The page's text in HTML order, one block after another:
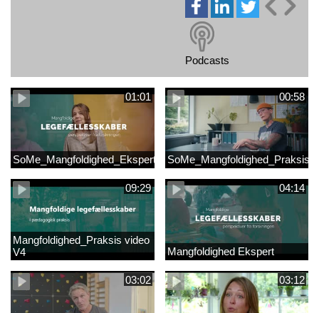
Podcasts
01:01
SoMe_Mangfoldighed_Ekspert
00:58
SoMe_Mangfoldighed_Praksis
09:29
Mangfoldighed_Praksis video
V4
04:14
Mangfoldighed Ekspert
03:02 03:12